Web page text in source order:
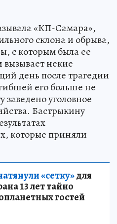
«КП-Самара»,
склона и обрыва,
с которым была ее
некие
день после трагедии
его больше не
заведено уголовное
Бастрыкину
которые приняли
«сетку»для
13 лет тайно
гостей